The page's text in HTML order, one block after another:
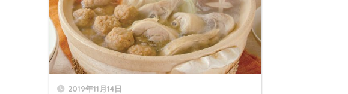
2019年11月14日